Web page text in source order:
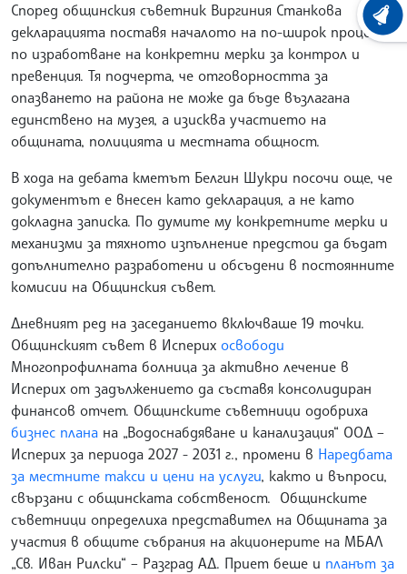
Според общинския съветник Виргиния Станкова
декларацията поставя началото на по-широк процес
по изработване на конкретни мерки за контрол и
превенция. Тя подчерта, че отговорността за
опазването на района не може да бъде възлагана
единствено на музея, а изисква участието на
общината, полицията и местната общност.
В хода на дебата кметът Белгин Шукри посочи още, че
документът е внесен като декларация, а не като
докладна записка. По думите му конкретните мерки и
механизми за тяхното изпълнение предстои да бъдат
допълнително разработени и обсъдени в постоянните
комисии на Общинския съвет.
Дневният ред на заседанието включваше 19 точки.
Общинският съвет в Исперих освободи
Многопрофилната болница за активно лечение в
Исперих от задължението да съставя консолидиран
финансов отчет. Общинските съветници одобриха
бизнес плана на „Водоснабдяване и канализация“ ООД –
Исперих за периода 2027 - 2031 г., промени в Наредбата
за местните такси и цени на услуги, както и въпроси,
свързани с общинската собственост. Общинските
съветници определиха представител на Общината за
участия в общите събрания на акционерите на МБАЛ
„Св. Иван Рилски“ – Разград АД. Приет беше и планът за